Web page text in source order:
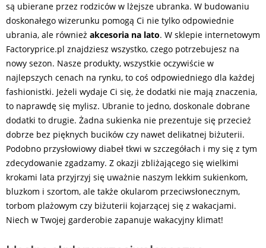
są ubierane przez rodziców w lżejsze ubranka. W budowaniu
doskonałego wizerunku pomogą Ci nie tylko odpowiednie
ubrania, ale również akcesoria na lato. W sklepie internetowym
Factoryprice.pl znajdziesz wszystko, czego potrzebujesz na
nowy sezon. Nasze produkty, wszystkie oczywiście w
najlepszych cenach na rynku, to coś odpowiedniego dla każdej
fashionistki. Jeżeli wydaje Ci się, że dodatki nie mają znaczenia,
to naprawdę się mylisz. Ubranie to jedno, doskonale dobrane
dodatki to drugie. Żadna sukienka nie prezentuje się przecież
dobrze bez pięknych bucików czy nawet delikatnej biżuterii.
Podobno przysłowiowy diabeł tkwi w szczegółach i my się z tym
zdecydowanie zgadzamy. Z okazji zbliżającego się wielkimi
krokami lata przyjrzyj się uważnie naszym lekkim sukienkom,
bluzkom i szortom, ale także okularom przeciwsłonecznym,
torbom plażowym czy biżuterii kojarzącej się z wakacjami.
Niech w Twojej garderobie zapanuje wakacyjny klimat!